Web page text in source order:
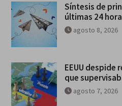
Síntesis de
últimas 24
agosto 8, 2026
EEUU despide
que
agosto 7, 2026